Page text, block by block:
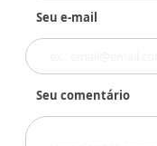
Seu e-mail
Seu comentário